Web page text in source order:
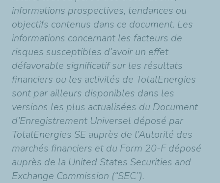
informations prospectives, tendances ou
objectifs contenus dans ce document. Les
informations concernant les facteurs de
risques susceptibles d’avoir un effet
défavorable significatif sur les résultats
financiers ou les activités de TotalEnergies
sont par ailleurs disponibles dans les
versions les plus actualisées du Document
d’Enregistrement Universel déposé par
TotalEnergies SE auprès de l’Autorité des
marchés financiers et du Form 20-F déposé
auprès de la United States Securities and
Exchange Commission (“SEC”).